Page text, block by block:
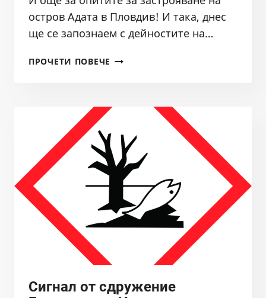
ХИПЕР
НЕКАЧЕСТВЕНИЯ
НАСИП
МАГИСТРАЛА
остров Адата в Пловдив! И така, днес
ще се запознаем с дейностите на…
ПРОЧЕТИ ПОВЕЧЕ ЗАСТРОЯВАНЕТО
В
Сигнал от сдружение